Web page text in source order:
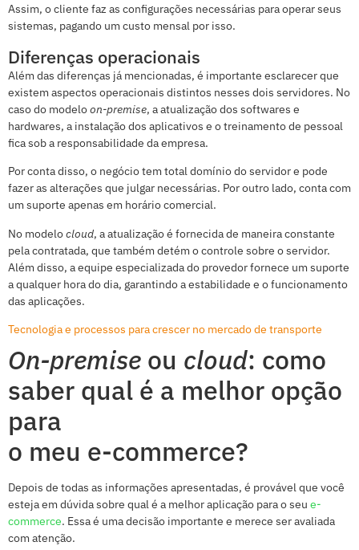
Assim, o cliente faz as configurações necessárias para operar seus
sistemas, pagando um custo mensal por isso.
Diferenças operacionais
Além das diferenças já mencionadas, é importante esclarecer que
existem aspectos operacionais distintos nesses dois servidores. No
caso do modeloon-premise, a atualização dos softwares e
hardwares, a instalação dos aplicativos e o treinamento de pessoal
fica sob a responsabilidade da empresa.
Por conta disso, o negócio tem total domínio do servidor e pode
fazer as alterações que julgar necessárias. Por outro lado, conta com
um suporte apenas em horário comercial.
No modelocloud, a atualização é fornecida de maneira constante
pela contratada, que também detém o controle sobre o servidor.
Além disso, a equipe especializada do provedor fornece um suporte
a qualquer hora do dia, garantindo a estabilidade e o funcionamento
das aplicações.
Tecnologia e processos para crescer no mercado de transporte
On-premise ou cloud: como
saber qual é a melhor opção
para
o meu e-commerce?
Depois de todas as informações apresentadas, é provável que você
esteja em dúvida sobre qual é a melhor aplicação para o seu e-
commerce. Essa é uma decisão importante e merece ser avaliada
com atenção.